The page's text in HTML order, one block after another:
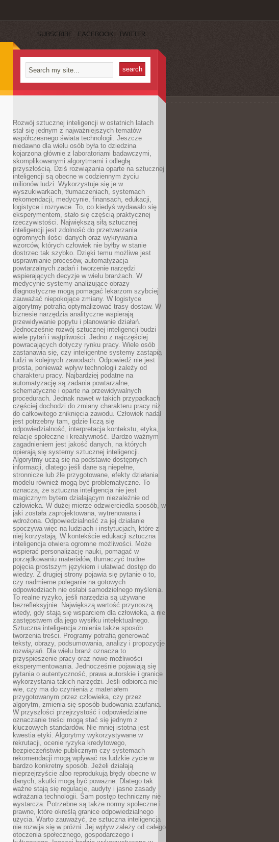
SUBSCRIBE FACEBOOK TWITTER
Rozwój sztucznej inteligencji w ostatnich latach
stał się jednym z najważniejszych tematów
współczesnego świata technologii. Jeszcze
niedawno dla wielu osób była to dziedzina
kojarzona głównie z laboratoriami badawczymi,
skomplikowanymi algorytmami i odległą
przyszłością. Dziś rozwiązania oparte na sztucznej
inteligencji są obecne w codziennym życiu
milionów ludzi. Wykorzystuje się je w
wyszukiwarkach, tłumaczeniach, systemach
rekomendacji, medycynie, finansach, edukacji,
logistyce i rozrywce. To, co kiedyś wydawało się
eksperymentem, stało się częścią praktycznej
rzeczywistości. Największą siłą sztucznej
inteligencji jest zdolność do przetwarzania
ogromnych ilości danych oraz wykrywania
wzorców, których człowiek nie byłby w stanie
dostrzec tak szybko. Dzięki temu możliwe jest
usprawnianie procesów, automatyzacja
powtarzalnych zadań i tworzenie narzędzi
wspierających decyzje w wielu branżach. W
medycynie systemy analizujące obrazy
diagnostyczne mogą pomagać lekarzom szybciej
zauważać niepokojące zmiany. W logistyce
algorytmy potrafią optymalizować trasy dostaw. W
biznesie narzędzia analityczne wspierają
przewidywanie popytu i planowanie działań.
Jednocześnie rozwój sztucznej inteligencji budzi
wiele pytań i wątpliwości. Jedno z najczęściej
powracających dotyczy rynku pracy. Wiele osób
zastanawia się, czy inteligentne systemy zastąpią
ludzi w kolejnych zawodach. Odpowiedź nie jest
prosta, ponieważ wpływ technologii zależy od
charakteru pracy. Najbardziej podatne na
automatyzację są zadania powtarzalne,
schematyczne i oparte na przewidywalnych
procedurach. Jednak nawet w takich przypadkach
częściej dochodzi do zmiany charakteru pracy niż
do całkowitego zniknięcia zawodu. Człowiek nadal
jest potrzebny tam, gdzie liczą się
odpowiedzialność, interpretacja kontekstu, etyka,
relacje społeczne i kreatywność. Bardzo ważnym
zagadnieniem jest jakość danych, na których
opierają się systemy sztucznej inteligencji.
Algorytmy uczą się na podstawie dostępnych
informacji, dlatego jeśli dane są niepełne,
stronnicze lub źle przygotowane, efekty działania
modelu również mogą być problematyczne. To
oznacza, że sztuczna inteligencja nie jest
magicznym bytem działającym niezależnie od
człowieka. W dużej mierze odzwierciedla sposób, w
jaki została zaprojektowana, wytrenowana i
wdrożona. Odpowiedzialność za jej działanie
spoczywa więc na ludziach i instytucjach, które z
niej korzystają. W kontekście edukacji sztuczna
inteligencja otwiera ogromne możliwości. Może
wspierać personalizację nauki, pomagać w
porządkowaniu materiałów, tłumaczyć trudne
pojęcia prostszym językiem i ułatwiać dostęp do
wiedzy. Z drugiej strony pojawia się pytanie o to,
czy nadmierne poleganie na gotowych
odpowiedziach nie osłabi samodzielnego myślenia.
To realne ryzyko, jeśli narzędzia są używane
bezrefleksyjnie. Największą wartość przynoszą
wtedy, gdy stają się wsparciem dla człowieka, a nie
zastępstwem dla jego wysiłku intelektualnego.
Sztuczna inteligencja zmienia także sposób
tworzenia treści. Programy potrafią generować
teksty, obrazy, podsumowania, analizy i propozycje
rozwiązań. Dla wielu branż oznacza to
przyspieszenie pracy oraz nowe możliwości
eksperymentowania. Jednocześnie pojawiają się
pytania o autentyczność, prawa autorskie i granice
wykorzystania takich narzędzi. Jeśli odbiorca nie
wie, czy ma do czynienia z materiałem
przygotowanym przez człowieka, czy przez
algorytm, zmienia się sposób budowania zaufania.
W przyszłości przejrzystość i odpowiedzialne
oznaczanie treści mogą stać się jednym z
kluczowych standardów. Nie mniej istotna jest
kwestia etyki. Algorytmy wykorzystywane w
rekrutacji, ocenie ryzyka kredytowego,
bezpieczeństwie publicznym czy systemach
rekomendacji mogą wpływać na ludzkie życie w
bardzo konkretny sposób. Jeżeli działają
nieprzejrzyście albo reprodukują błędy obecne w
danych, skutki mogą być poważne. Dlatego tak
ważne stają się regulacje, audyty i jasne zasady
wdrażania technologii. Sam postęp techniczny nie
wystarcza. Potrzebne są także normy społeczne i
prawne, które określą granice odpowiedzialnego
użycia. Warto zauważyć, że sztuczna inteligencja
nie rozwija się w próżni. Jej wpływ zależy od całego
otoczenia społecznego, gospodarczego i